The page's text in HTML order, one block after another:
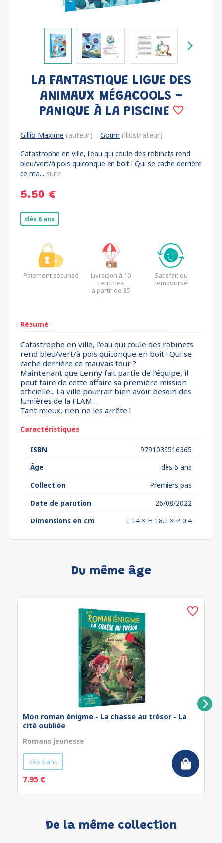
LA FANTASTIQUE LIGUE DES
ANIMAUX MÉGACOOLS -
PANIQUE À LA PISCINE
Gillio Maxime (auteur) Goum (illustrateur)
Catastrophe en ville, l'eau qui coule des robinets rend
bleu/vert/à pois quiconque en boit ! Qui se cache derrière
ce ma... suite
5.50 €
dès 6 ans
Paiement sécurisé
Livraison à 10
centimes
à partir de 35
Satisfait ou
remboursé
Résumé
Catastrophe en ville, l'eau qui coule des robinets
rend bleu/vert/à pois quiconque en boit ! Qui se
cache derrière ce mauvais tour ?
Maintenant que Lenny fait partie de l’équipe, il
peut faire de cette affaire sa première mission
officielle... La ville pourrait bien avoir besoin des
lumières de la FLAM…
Tant mieux, rien ne les arrête !
Caractéristiques
ISBN
9791039516365
Âge
dès 6 ans
Collection
Premiers pas
Date de parution
26/08/2022
Dimensions en cm
L 14 × H 18.5 × P 0.4
Du même âge
Mon roman énigme - La chasse au trésor - La
cité oubliée
Romans jeunesse
dès 6 ans
7.95 €
De la même collection